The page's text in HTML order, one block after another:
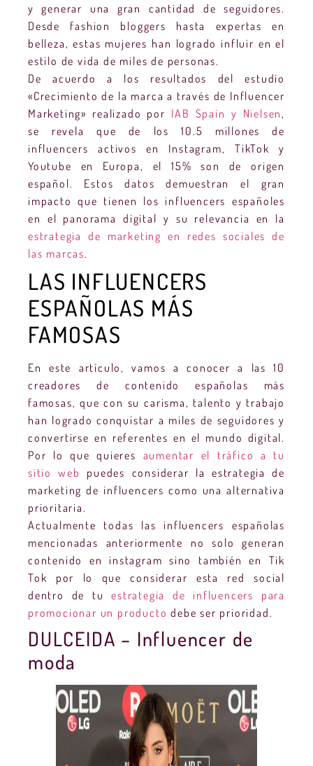
y generar una gran cantidad de seguidores.
Desde fashion bloggers hasta expertas en
belleza, estas mujeres han logrado influir en el
estilo de vida de miles de personas.
De acuerdo a los resultados del estudio
«Crecimiento de la marca a través de Influencer
Marketing» realizado por IAB Spain y Nielsen ,
se revela que de los 10.5 millones de
influencers activos en Instagram, TikTok y
Youtube en Europa, el 15% son de origen
español. Estos datos demuestran el gran
impacto que tienen los influencers españoles
en el panorama digital y su relevancia en la
estrategia de marketing en redes sociales de
las marcas.
LAS INFLUENCERS
ESPAÑOLAS MÁS
FAMOSAS
En este artículo, vamos a conocer a las 10
creadores de contenido españolas más
famosas, que con su carisma, talento y trabajo
han logrado conquistar a miles de seguidores y
convertirse en referentes en el mundo digital.
Por lo que quieres aumentar el tráfico a tu
sitio web
puedes considerar la estrategia de
marketing de influencers como una alternativa
prioritaria.
Actualmente todas las influencers españolas
mencionadas anteriormente no solo generan
contenido en instagram sino también en Tik
Tok por lo que considerar esta red social
dentro de tuestrategia de influencers para
promocionar un producto debe ser prioridad.
DULCEIDA – Influencer de
moda